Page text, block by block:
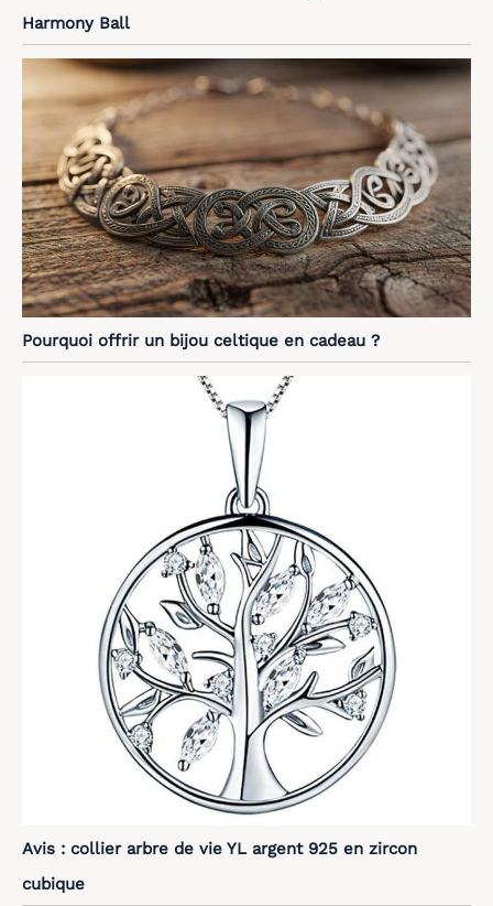
Harmony Ball
Pourquoi offrir un bijou celtique en cadeau ?
Avis : collier arbre de vie YL argent 925 en zircon
cubique